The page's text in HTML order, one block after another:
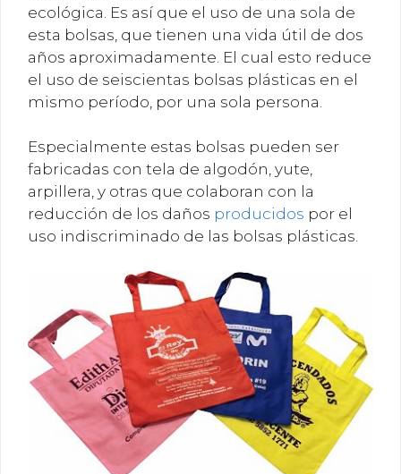
ecológica. Es así que el uso de una sola de
esta bolsas, que tienen una vida útil de dos
años aproximadamente. El cual esto reduce
el uso de seiscientas bolsas plásticas en el
mismo período, por una sola persona.
Especialmente estas bolsas pueden ser
fabricadas con tela de algodón, yute,
arpillera, y otras que colaboran con la
reducción de los daños producidos por el
uso indiscriminado de las bolsas plásticas.